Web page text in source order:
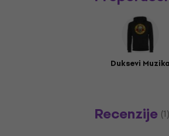
Duksevi Muzika
Recenzije (1)